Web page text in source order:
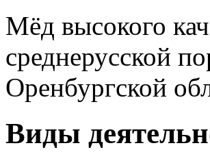
Мёд высокого
среднерусской
Оренбургской
Виды